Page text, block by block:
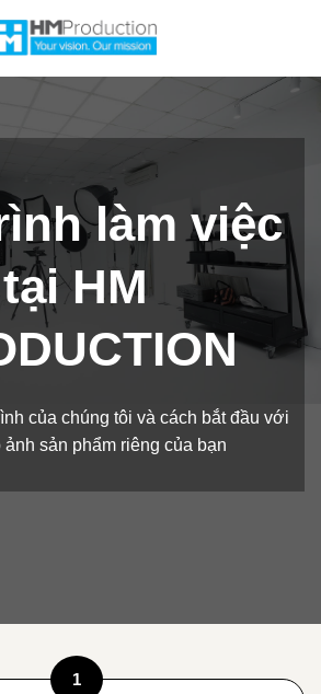
làm việc
tại HM
của chúng tôi và cách bắt đầu với
ảnh sản phẩm riêng của bạn
1